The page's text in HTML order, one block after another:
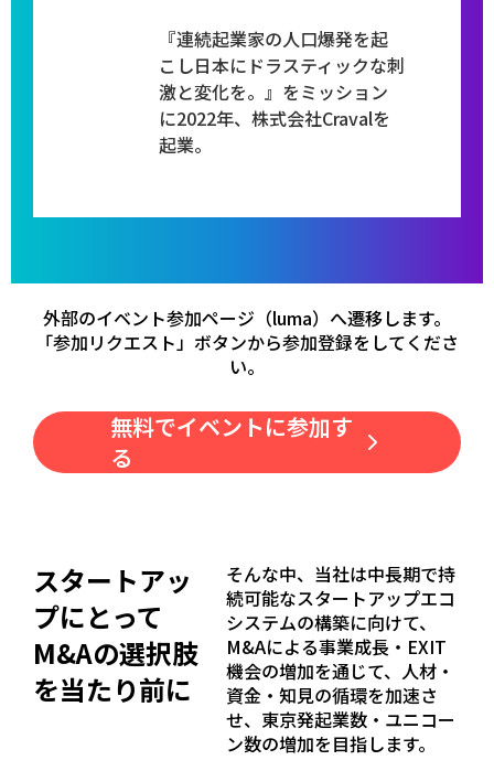
​『連続起業家の人口爆発を起
こし日本にドラスティックな刺
激と変化を。』をミッション
に2022年、株式会社Cravalを
起業。
外部のイベント参加ページ（luma）へ遷移します。
「参加リクエスト」ボタンから参加登録をしてくださ
い。
無料でイベントに参加す
る
スタートアッ
プにとって
M&Aの選択肢
を当たり前に
そんな中、当社は中長期で持
続可能なスタートアップエコ
システムの構築に向けて、
M&Aによる事業成長・EXIT
機会の増加を通じて、人材・
資金・知見の循環を加速さ
せ、東京発起業数・ユニコー
ン数の増加を目指します。